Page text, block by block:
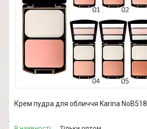
Крем пудра для обличчя Karina NoB518